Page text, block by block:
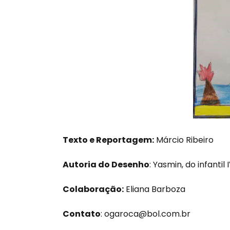
Texto e Reportagem: Márcio Ribeiro
Autoria do Desenho: Yasmin, do infantil
Colaboração: Eliana Barboza
Contato: ogaroca@bol.com.br